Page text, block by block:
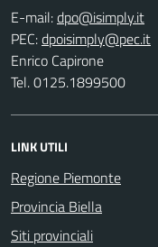
E-mail:
PEC:
Enrico Capirone
Tel. 0125.1899500
LINK UTILI
Regione Piemonte
Provincia Biella
Siti provinciali